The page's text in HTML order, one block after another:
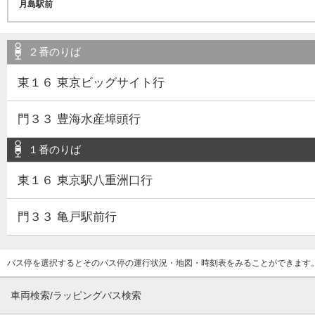
２番のりば
東１６ 東京ビッグサイト行
門３３ 豊海水産埠頭行
１番のりば
東１６ 東京駅八重洲口行
門３３ 亀戸駅前行
バス停を選択するとそのバス停の運行状況・地図・時刻表をみることができます
車両検索/ラッピングバス検索